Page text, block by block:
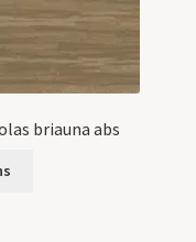
briauna abs